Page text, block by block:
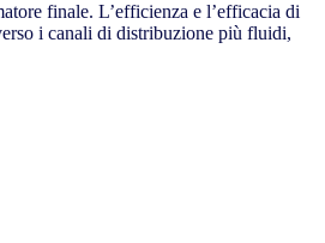
finale. L’efficienza e l’efficacia di
i canali di distribuzione più fluidi,